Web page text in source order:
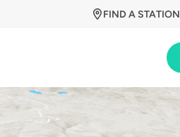
FIND A STATION